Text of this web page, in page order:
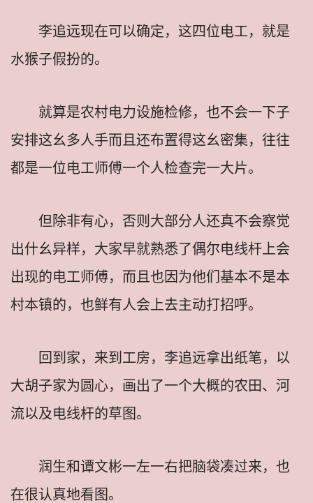
李追远现在可以确定，这四位电工，就是
水猴子假扮的。
就算是农村电力设施检修，也不会一下子
安排这幺多人手而且还布置得这幺密集，往往
都是一位电工师傅一个人检查完一大片。
但除非有心，否则大部分人还真不会察觉
出什幺异样，大家早就熟悉了偶尔电线杆上会
出现的电工师傅，而且也因为他们基本不是本
村本镇的，也鲜有人会上去主动打招呼。
回到家，来到工房，李追远拿出纸笔，以
大胡子家为圆心，画出了一个大概的农田、河
流以及电线杆的草图。
润生和谭文彬一左一右把脑袋凑过来，也
在很认真地看图。